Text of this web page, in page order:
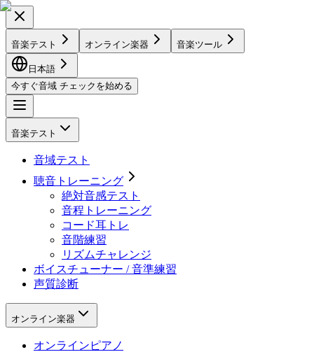
音楽テスト オンライン楽器 音楽ツール
日本語
今すぐ音域 チェックを始める
音楽テスト
音域テスト
聴音トレーニング
絶対音感テスト
音程トレーニング
コード耳トレ
音階練習
リズムチャレンジ
ボイスチューナー / 音準練習
声質診断
オンライン楽器
オンラインピアノ